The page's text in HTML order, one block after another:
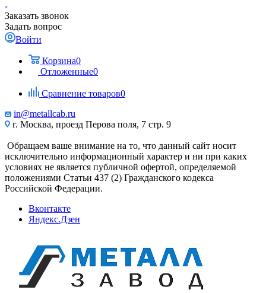
Заказать звонок
Задать вопрос
Войти
Корзина0
Отложенные0
Сравнение товаров0
in@metallcab.ru
г. Москва, проезд Перова поля, 7 стр. 9
Обращаем ваше внимание на то, что данный сайт носит
исключительно информационный характер и ни при каких
условиях не является публичной офертой, определяемой
положениями Статьи 437 (2) Гражданского кодекса
Российской Федерации.
Вконтакте
Яндекс.Дзен